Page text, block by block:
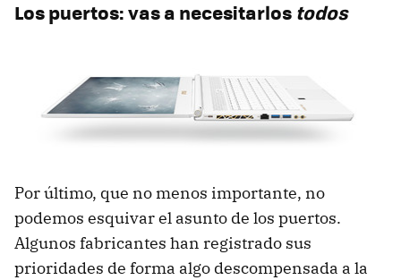
Los puertos: vas a necesitarlostodos
Por último, que no menos importante, no
podemos esquivar el asunto de los puertos.
Algunos fabricantes han registrado sus
prioridades de forma algo descompensada a la